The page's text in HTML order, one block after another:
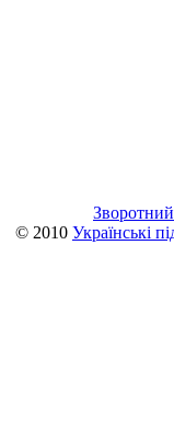
© 2010 Українські